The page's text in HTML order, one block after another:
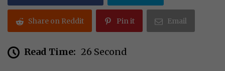
Share on Reddit Pin it Email
Read Time: 26 Second